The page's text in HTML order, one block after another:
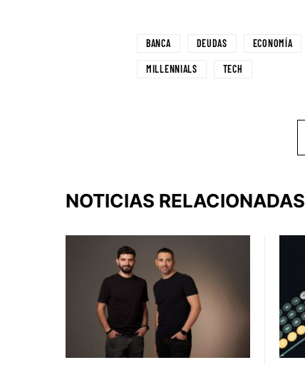
BANCA DEUDAS ECONOMÍA
MILLENNIALS TECH
NOTICIAS RELACIONADAS